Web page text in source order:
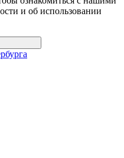
и об использовании